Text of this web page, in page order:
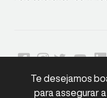
Te desejamos
para assegurar
LGPDCompliant•